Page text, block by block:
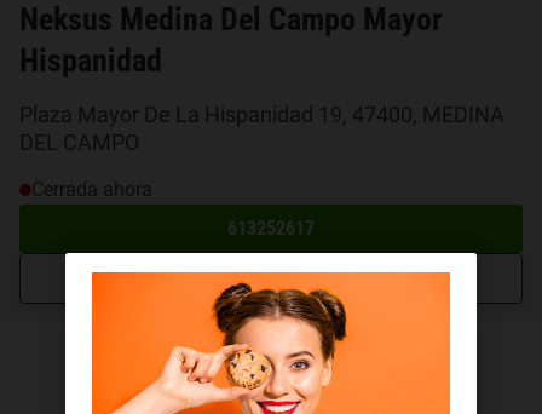
Neksus Medina Del Campo Mayor
Hispanidad
Plaza Mayor De La Hispanidad 19, 47400, MEDINA
DEL CAMPO
Cerrada ahora
613252617
Cómo llegar